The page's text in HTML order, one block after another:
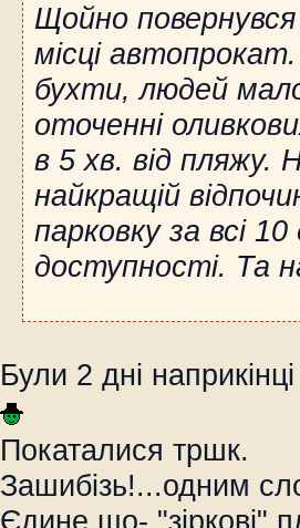
Щойно
місці
бухти, людей
оточенні
в 5 хв. від пляжу.
найкращій
парковку за всі
доступності. Та
Були 2 дні
Покаталися тршк.
Зашибізь!...одним
Єдине що- "зіркові"